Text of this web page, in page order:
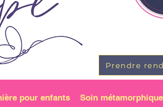
Prendre
pour enfants Soin métamorphique